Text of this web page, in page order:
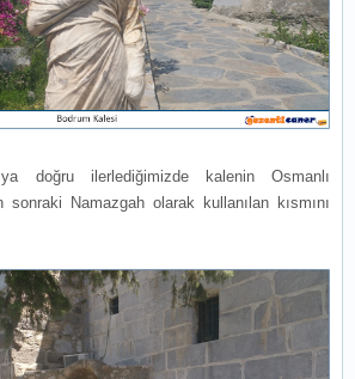
doğru ilerlediğimizde kalenin Osmanlı
sonraki Namazgah olarak kullanılan kısmını